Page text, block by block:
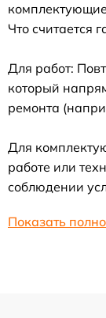
Что считается
Для работ:
который
ремонта
Для
работе или
соблюдении
Показать